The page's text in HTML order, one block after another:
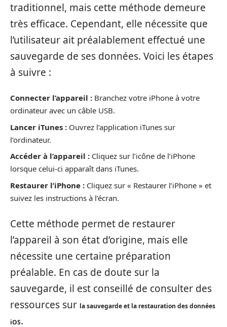
traditionnel, mais cette méthode demeure
très efficace. Cependant, elle nécessite que
l’utilisateur ait préalablement effectué une
sauvegarde de ses données. Voici les étapes
à suivre :
Connecter l’appareil : Branchez votre iPhone à votre
ordinateur avec un câble USB.
Lancer iTunes : Ouvrez l’application iTunes sur
l’ordinateur.
Accéder à l’appareil : Cliquez sur l’icône de l’iPhone
lorsque celui-ci apparaît dans iTunes.
Restaurer l’iPhone : Cliquez sur « Restaurer l’iPhone » et
suivez les instructions à l’écran.
Cette méthode permet de restaurer
l’appareil à son état d’origine, mais elle
nécessite une certaine préparation
préalable. En cas de doute sur la
sauvegarde, il est conseillé de consulter des
ressources sur la sauvegarde et la restauration des données
iOS.